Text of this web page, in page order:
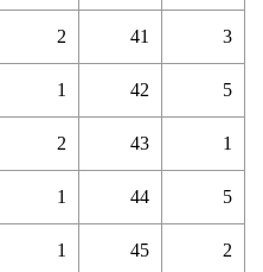
2 41 3
1 42 5
2 43 1
1 44 5
1 45 2